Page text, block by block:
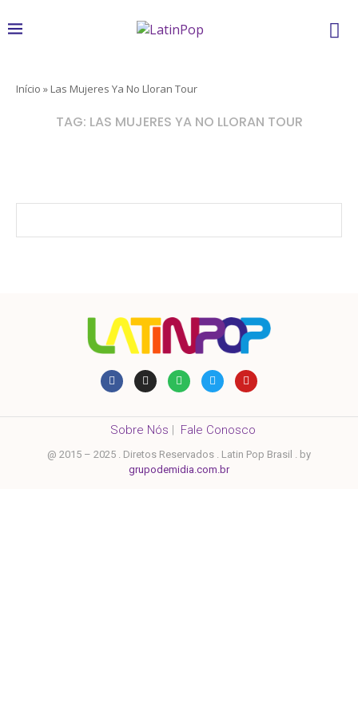
Início » Las Mujeres Ya No Lloran Tour
TAG: LAS MUJERES YA NO LLORAN TOUR
Sobre Nós | Fale Conosco
@ 2015 – 2025 . Diretos Reservados . Latin Pop Brasil . by
grupodemidia.com.br